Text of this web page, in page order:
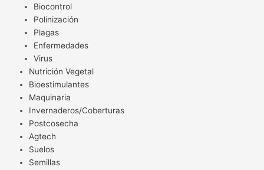
Biocontrol
Polinización
Plagas
Enfermedades
Virus
Nutrición Vegetal
Bioestimulantes
Maquinaria
Invernaderos/Coberturas
Postcosecha
Agtech
Suelos
Semillas